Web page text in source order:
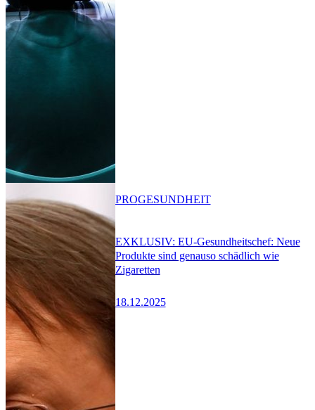
EXKLUSIV: EU-Gesundheitschef: Neue
Produkte sind genauso schädlich wie
Zigaretten
18.12.2025
PROGESUNDHEIT